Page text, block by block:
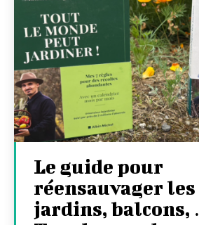
Le guide pour
réensauvager les
jardins, balcons,